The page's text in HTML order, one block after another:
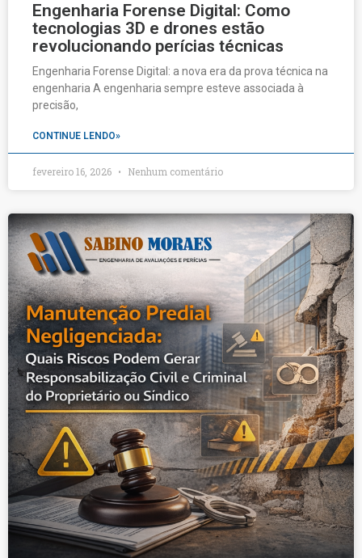
Engenharia Forense Digital: Como
tecnologias 3D e drones estão
revolucionando perícias técnicas
Engenharia Forense Digital: a nova era da prova técnica na
engenharia A engenharia sempre esteve associada à
precisão,
CONTINUE LENDO»
fevereiro 16, 2026 Nenhum comentário